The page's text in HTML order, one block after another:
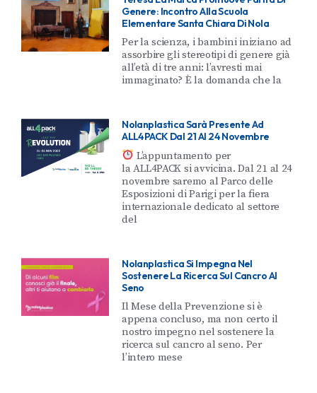
Genere: Incontro Alla Scuola
Elementare Santa Chiara Di Nola
Per la scienza, i bambini iniziano ad
assorbire gli stereotipi di genere già
all’età di tre anni: l’avresti mai
immaginato? È la domanda che la
Nolanplastica Sarà Presente Ad
ALL4PACK Dal 21 Al 24 Novembre
L’appuntamento per
la ALL4PACK si avvicina. Dal 21 al 24
novembre saremo al Parco delle
Esposizioni di Parigi per la fiera
internazionale dedicato al settore
del
Nolanplastica Si Impegna Nel
Sostenere La Ricerca Sul Cancro Al
Seno
Il Mese della Prevenzione si è
appena concluso, ma non certo il
nostro impegno nel sostenere la
ricerca sul cancro al seno. Per
l’intero mese